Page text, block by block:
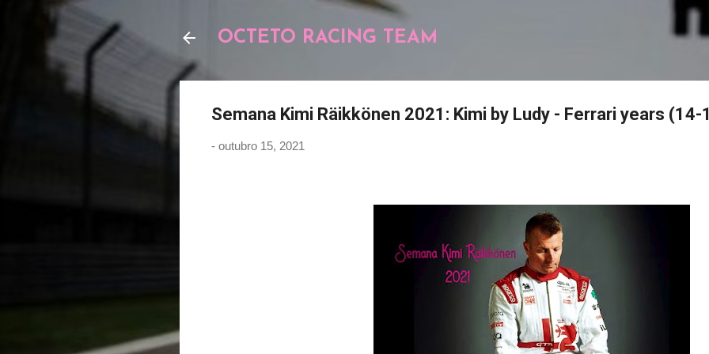
OCTETO RACING TEAM
Semana Kimi Räikkönen 2021: Kimi by Ludy - Ferrari years (14-
- outubro 15, 2021